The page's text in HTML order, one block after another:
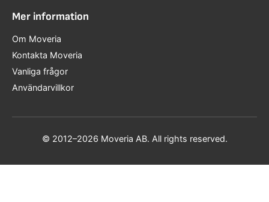
Mer information
Om Moveria
Kontakta Moveria
Vanliga frågor
Användarvillkor
© 2012–2026 Moveria AB. All rights reserved.